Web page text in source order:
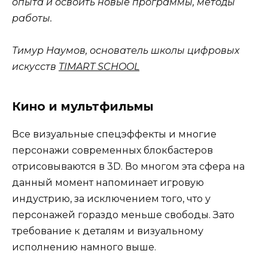
работы.
Тимур Наумов, основатель школы цифровых
искусств TIMART SCHOOL
Кино и мультфильмы
Все визуальные спецэффекты и многие
персонажи современных блокбастеров
отрисовываются в 3D. Во многом эта сфера на
данный момент напоминает игровую
индустрию, за исключением того, что у
персонажей гораздо меньше свободы. Зато
требование к деталям и визуальному
исполнению намного выше.